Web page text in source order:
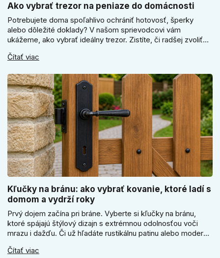
Ako vybrať trezor na peniaze do domácnosti
Potrebujete doma spoľahlivo ochrániť hotovosť, šperky
alebo dôležité doklady? V našom sprievodcovi vám
ukážeme, ako vybrať ideálny trezor. Zistíte, či radšej zvoliť
kľúčové jeho správne ukotvenie.
Čítať viac
Kľučky na bránu: ako vybrať kovanie, ktoré ladí s
domom a vydrží roky
Prvý dojem začína pri bráne. Vyberte si kľučky na bránu,
ktoré spájajú štýlový dizajn s extrémnou odolnosťou voči
mrazu i dažďu. Či už hľadáte rustikálnu patinu alebo moderné
vydrží roky. Zabezpečte svoj vstup kvalitou, ktorá prežije
Čítať viac